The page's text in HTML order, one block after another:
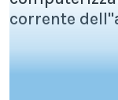
corrente